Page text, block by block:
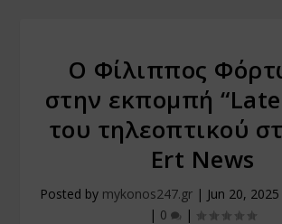
Ο Φίλιππος
στην εκπομπή
του τηλεoπτικού
Ert News
Posted by mykonos247.gr | Jun 20, 2025
| 0 |